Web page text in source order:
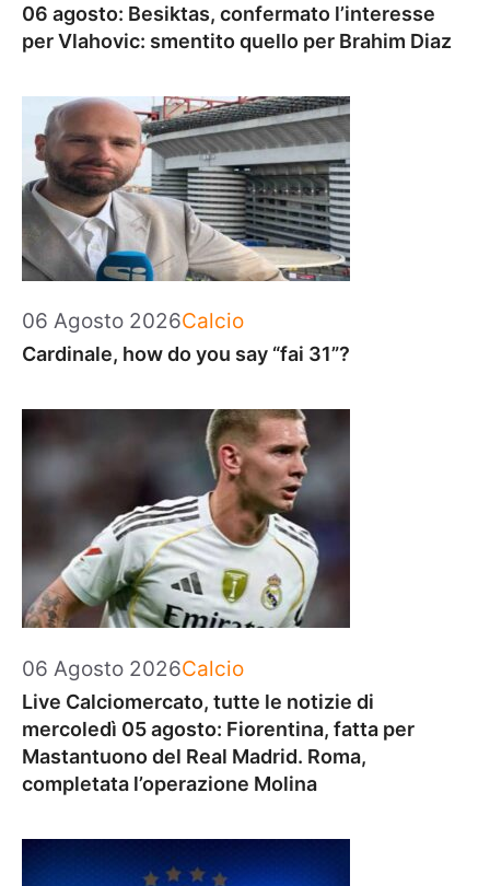
06 agosto: Besiktas, confermato l’interesse
per Vlahovic: smentito quello per Brahim Diaz
06 Agosto 2026Categorie
Calcio
Cardinale, how do you say “fai 31”?
06 Agosto 2026Categorie
Calcio
Live Calciomercato, tutte le notizie di
mercoledì 05 agosto: Fiorentina, fatta per
Mastantuono del Real Madrid. Roma,
completata l’operazione Molina